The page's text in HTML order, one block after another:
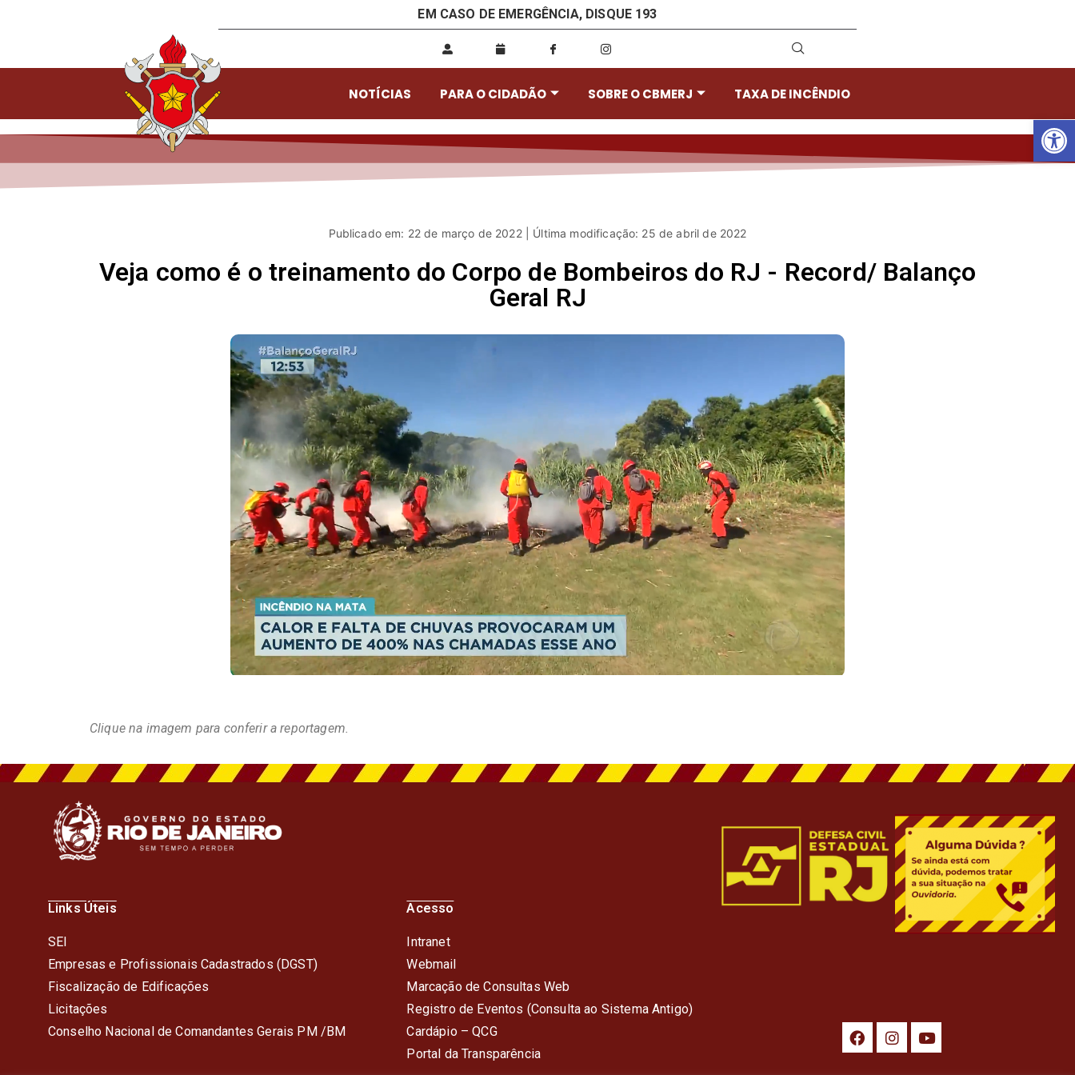
EM CASO DE EMERGÊNCIA, DISQUE 193
NOTÍCIAS PARA O CIDADÃO SOBRE O CBMERJ TAXA DE INCÊNDIO
Publicado em: 22 de março de 2022 | Última modificação: 25 de abril de 2022
Veja como é o treinamento do Corpo de Bombeiros do RJ - Record/ Balanço
Geral RJ
Clique na imagem para conferir a reportagem.
Links Úteis
SEI
Empresas e Profissionais Cadastrados (DGST)
Fiscalização de Edificações
Licitações
Conselho Nacional de Comandantes Gerais PM /BM
Acesso
Intranet
Webmail
Marcação de Consultas Web
Registro de Eventos (Consulta ao Sistema Antigo)
Cardápio – QCG
Portal da Transparência